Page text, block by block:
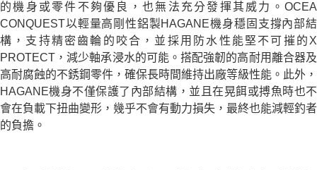
的機身或零件不夠優良，也無法充分發揮其威力。OCEA
CONQUEST以輕量高剛性鋁製HAGANE機身穩固支撐內部結
構，支持精密齒輪的咬合，並採用防水性能堅不可摧的X
PROTECT，減少軸承浸水的可能。搭配強韌的高耐用離合器及
高耐腐蝕的不銹鋼零件，確保長時間維持出廠等級性能。此外，
HAGANE機身不僅保護了內部結構，並且在晃餌或搏魚時也不
會在負載下扭曲變形，幾乎不會有動力損失，最終也能減輕釣者
的負擔。